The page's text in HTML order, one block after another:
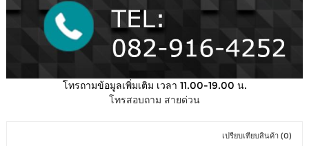
โทรถามข้อมูลเพิ่มเติม เวลา 11.00-19.00 น.
โทรสอบถาม สายด่วน
เปรียบเทียบสินค้า (0)